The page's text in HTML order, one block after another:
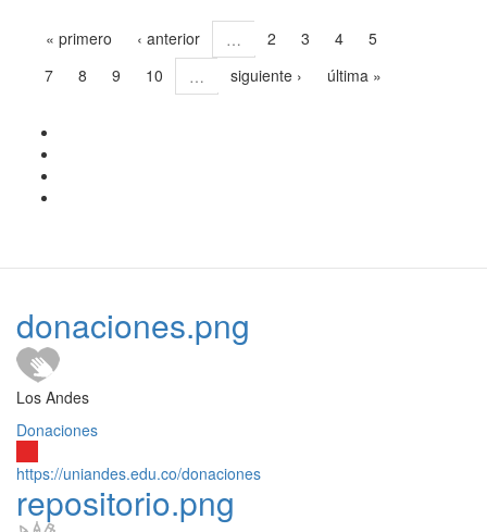
« primero ‹ anterior … 2 3 4 5
7
8 9 10 … siguiente › última »
donaciones.png
Los Andes
Donaciones
https://uniandes.edu.co/donaciones
repositorio.png